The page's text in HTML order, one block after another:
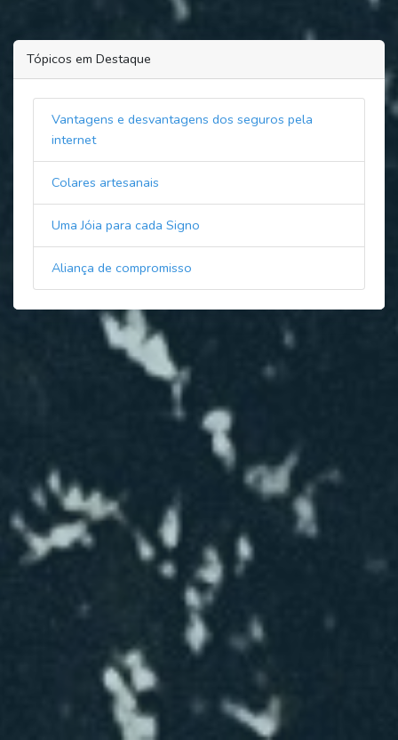
Tópicos em Destaque
Vantagens e desvantagens dos seguros pela
internet
Colares artesanais
Uma Jóia para cada Signo
Aliança de compromisso